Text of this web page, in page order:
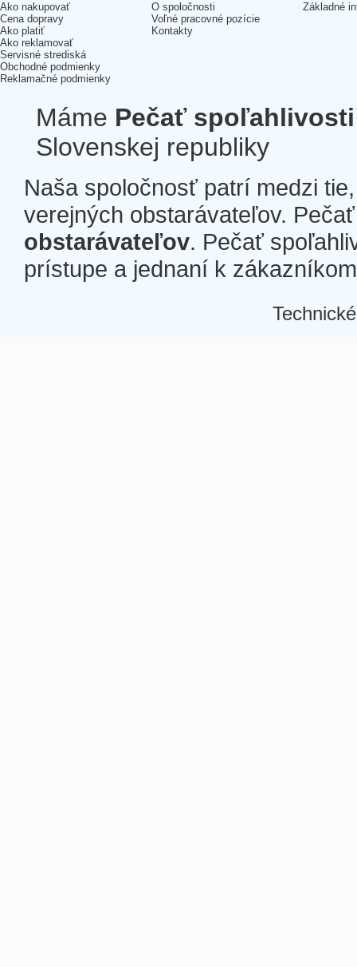
Ako nakupovať
Cena dopravy
Ako platiť
Ako reklamovať
Servisné strediská
Obchodné podmienky
Reklamačné podmienky
O spoločnosti
Voľné pracovné pozície
Kontakty
Základné
Máme Pečať spoľahlivosti
Slovenskej republiky
Naša spoločnosť patrí medzi
verejných obstarávateľov.
obstarávateľov. Pečať
prístupe a jednaní k